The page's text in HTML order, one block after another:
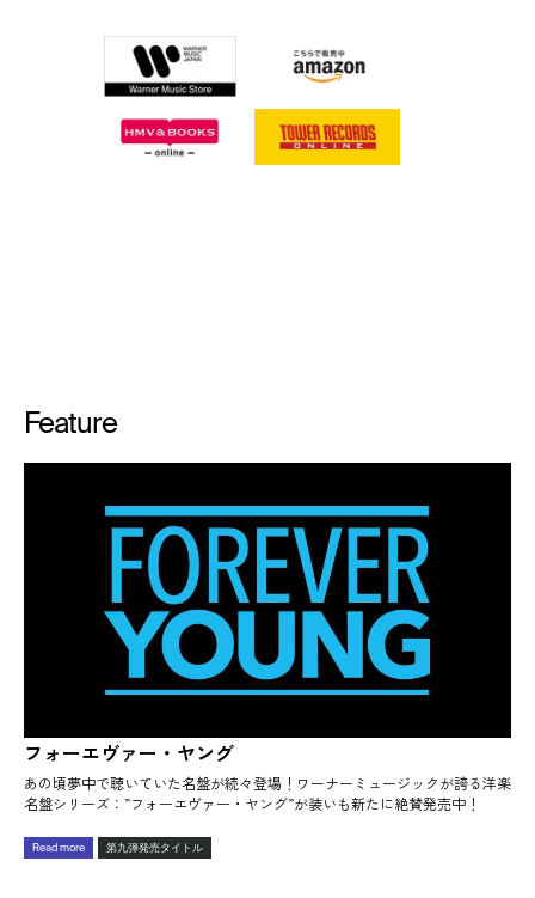
Feature
フォーエヴァー・ヤング
あの頃夢中で聴いていた名盤が続々登場！ワーナーミュージックが誇る洋楽
名盤シリーズ：”フォーエヴァー・ヤング”が装いも新たに絶賛発売中！
Read more 第九弾発売タイトル